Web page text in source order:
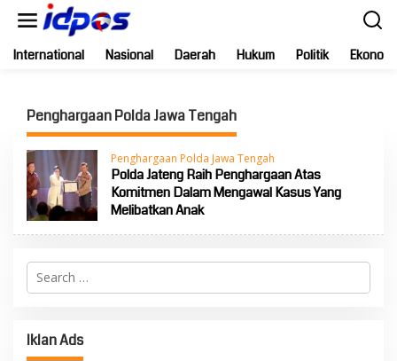
International Nasional Daerah Hukum Politik Ekonomi
Penghargaan Polda Jawa Tengah
Penghargaan Polda Jawa Tengah
Polda Jateng Raih Penghargaan Atas
Komitmen Dalam Mengawal Kasus Yang
Melibatkan Anak
Search
for:
Iklan Ads